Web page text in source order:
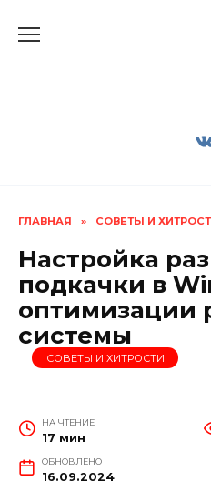
ГЛАВНАЯ » СОВЕТЫ И
Настройка
подкачки в
оптимизации
системы
СОВЕТЫ И ХИТРОСТИ
НА ЧТЕНИЕ
17 мин
ОБНОВЛЕНО
16.09.2024